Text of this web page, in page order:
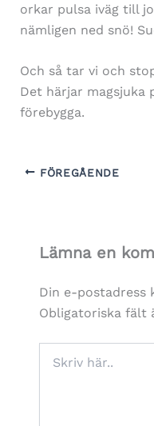
orkar pulsa iväg till
nämligen ned snö!
Och så tar vi och
Det härjar magsjuka
förebygga.
FÖREGÅENDE
Lämna en
Din e-postadress
Obligatoriska fält
här..